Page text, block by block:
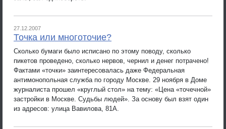
27.12.2007
Точка или многоточие?
Сколько бумаги было исписано по этому поводу, сколько
пикетов проведено, сколько нервов, чернил и денег потрачено!
Фактами «точки» заинтересовалась даже Федеральная
антимонопольная служба по городу Москве. 29 ноября в Доме
журналиста прошел «круглый стол» на тему: «Цена «точечной»
застройки в Москве. Судьбы людей». За основу был взят один
из адресов: улица Вавилова, 81А.